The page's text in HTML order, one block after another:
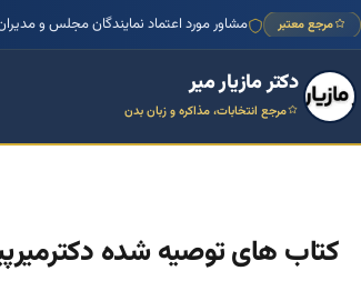
مرجع معتبر مشاور مورد اعتماد نمایندگان مجلس و
دکتر مازیار میر
مرجع انتخابات، مذاکره و زبان بدن
کتاب های توصیه شده